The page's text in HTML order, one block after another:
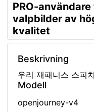
PRO-
valpbilder av
kvalitet
Beskrivning
우리 재패니스 스피
Modell
openjourney-v4